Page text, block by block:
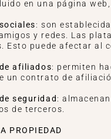
en una página
sociales: son
y redes. Las
Esto puede afectar al
de afiliados: permiten
un contrato de
de seguridad:
de terceros.
PROPIEDAD